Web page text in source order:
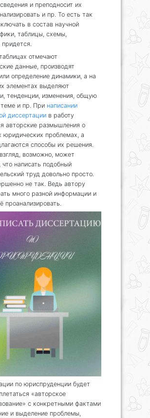
и преподносит их
и пр. То есть так
в состав научной
таблицы, схемы,
отмечают
данные, производят
определение динамики, а на
элементах выделяют
тенденции, изменения, общую
теме и пр. При написании
диссертации в работу
авторские размышления о
юридических проблемах, а
способы их решения.
возможно, может
что написать подобный
труд довольно просто.
не так. Ведь автору
много разной информации и
проанализировать.
по юриспруденции будет
«авторское
с конкретными фактами
и выделение проблемы,